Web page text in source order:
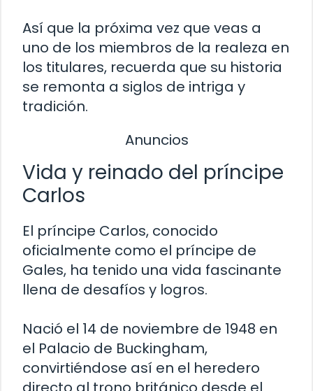
Así que la próxima vez que veas a
uno de los miembros de la realeza en
los titulares, recuerda que su historia
se remonta a siglos de intriga y
tradición.
Anuncios
Vida y reinado del príncipe
Carlos
El príncipe Carlos, conocido
oficialmente como el príncipe de
Gales, ha tenido una vida fascinante
llena de desafíos y logros.
Nació el 14 de noviembre de 1948 en
el Palacio de Buckingham,
convirtiéndose así en el heredero